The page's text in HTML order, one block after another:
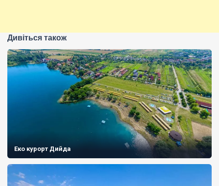
Дивіться також
Еко курорт Дийда